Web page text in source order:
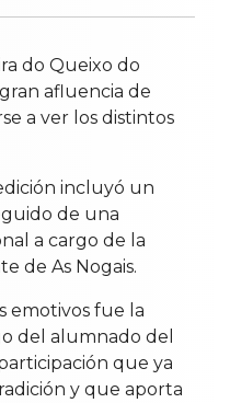
do Queixo do
afluencia de
a ver los distintos
incluyó un
de una
a cargo de la
de As Nogais.
emotivos fue la
del alumnado del
que ya
y que aporta